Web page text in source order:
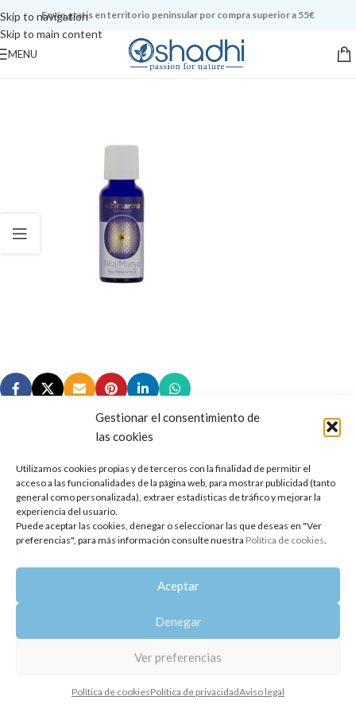
Gestionar el consentimiento de
las cookies
Utilizamos cookies propias y de terceros con la finalidad de permitir el
acceso a las funcionalidades de la página web, para mostrar publicidad (tanto
general como personalizada), extraer estadísticas de tráfico y mejorar la
experiencia del usuario.
Puede aceptar las cookies, denegar o seleccionar las que deseas en "Ver
preferencias", para más información consulte nuestra Política de cookies.
Aceptar
Denegar
Ver preferencias
Política de cookiesPolítica de privacidadAviso legal
Skip to navigation
Skip to main content
Envío gratis en territorio peninsular por compra superior a 55€
MENU
Copyright 2014-2025 Oshadhi España
Todos los derechos reservados.
Política de privacidad | Aviso legal | Política de cookies